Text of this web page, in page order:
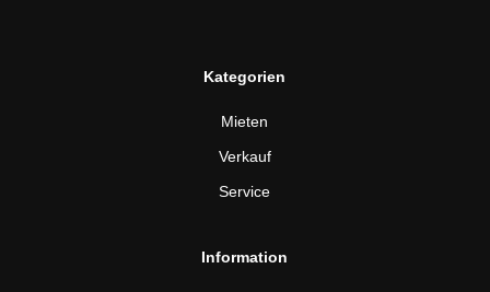
Kategorien
Mieten
Verkauf
Service
Information